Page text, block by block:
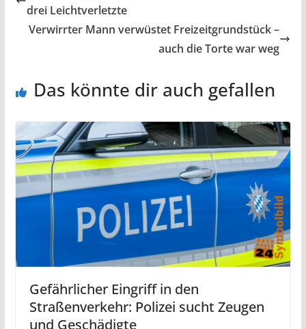
drei Leichtverletzte
Verwirrter Mann verwüstet Freizeitgrundstück –
auch die Torte war weg
Das könnte dir auch gefallen
Gefährlicher Eingriff in den
Straßenverkehr: Polizei sucht Zeugen
und Geschädigte